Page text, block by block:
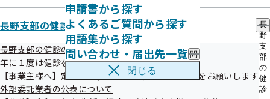
申請書から探す
よくあるご質問から探す
用語集から探す
問い合わせ・届出先一覧 問
い
せ
閉じる
長野支部の健診・保健指導のご案内
長
野
支
部
の
健
診
長野支部の健診のご案内
年に１度は健診を！ 健診特集コーナー
【事業主様へ】定期健診(事業者健診)結果のご提供をお願いします
外部委託業者の公表について
広報
納入告知書同封リーフレット「協会け